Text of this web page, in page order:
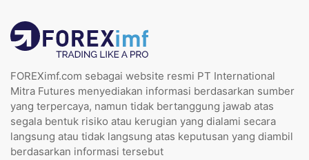
FOREXimf.com sebagai website resmi PT International
Mitra Futures menyediakan informasi berdasarkan sumber
yang terpercaya, namun tidak bertanggung jawab atas
segala bentuk risiko atau kerugian yang dialami secara
langsung atau tidak langsung atas keputusan yang diambil
berdasarkan informasi tersebut